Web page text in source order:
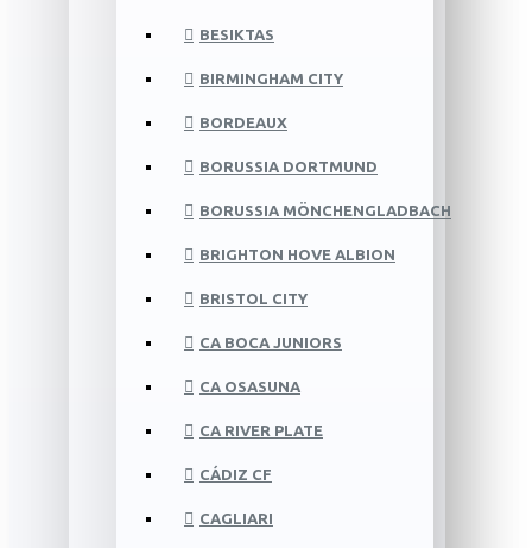
BESIKTAS
BIRMINGHAM CITY
BORDEAUX
BORUSSIA DORTMUND
BORUSSIA MÖNCHENGLADBACH
BRIGHTON HOVE ALBION
BRISTOL CITY
CA BOCA JUNIORS
CA OSASUNA
CA RIVER PLATE
CÁDIZ CF
CAGLIARI